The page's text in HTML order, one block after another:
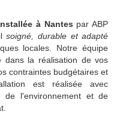
à Nantes par ABP
soigné, durable et adapté
locales. Notre équipe
dans la réalisation de vos
contraintes budgétaires et
est réalisée avec
de l'environnement et de